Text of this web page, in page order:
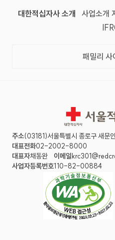
대한적십자사 소개 (새 창)
사업소개
패밀리 사
서울적십자병원
주소(03181)서울특별시 종로구 새문
대표전화02-2002-8000
대표자채동완 이메일
사업자등록번호110-82-00884